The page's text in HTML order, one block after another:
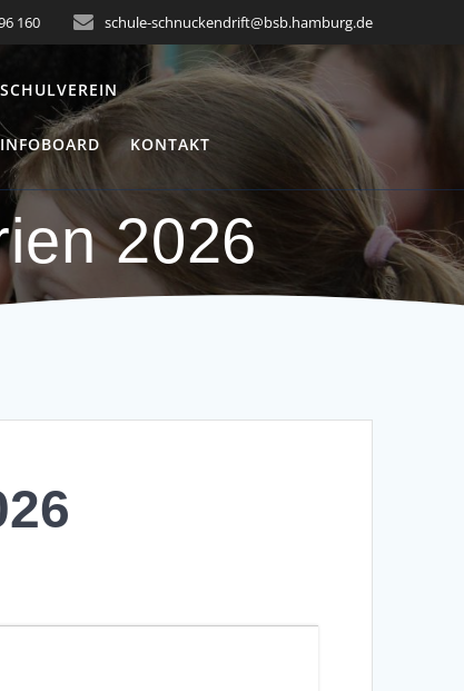
160 schule-schnuckendrift@bsb.hamburg.de
SCHULVEREIN
INFOBOARD KONTAKT
2026